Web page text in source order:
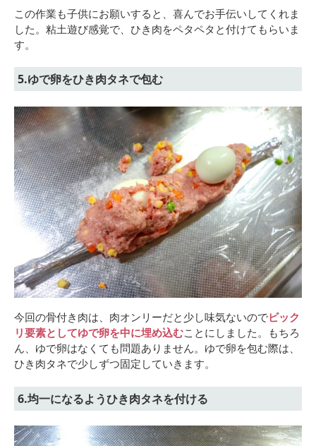
この作業も子供にお願いすると、喜んでお手伝いしてくれま
した。粘土遊び感覚で、ひき肉をペタペタと付けてもらいま
す。
5.ゆで卵をひき肉タネで包む
今回の骨付き肉は、肉オンリーだと少し味気ないのでビック
リ要素としてゆで卵を中に埋め込むことにしました。もちろ
ん、ゆで卵はなくても問題ありません。ゆで卵を包む際は、
ひき肉タネで少しずつ固定していきます。
6.均一になるようひき肉タネを付ける